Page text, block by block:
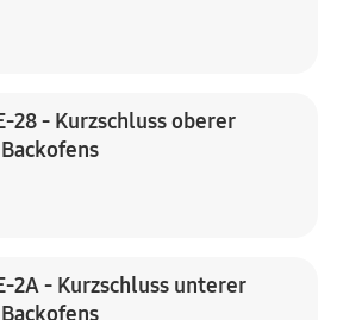
28 - Kurzschluss oberer
2A - Kurzschluss unterer